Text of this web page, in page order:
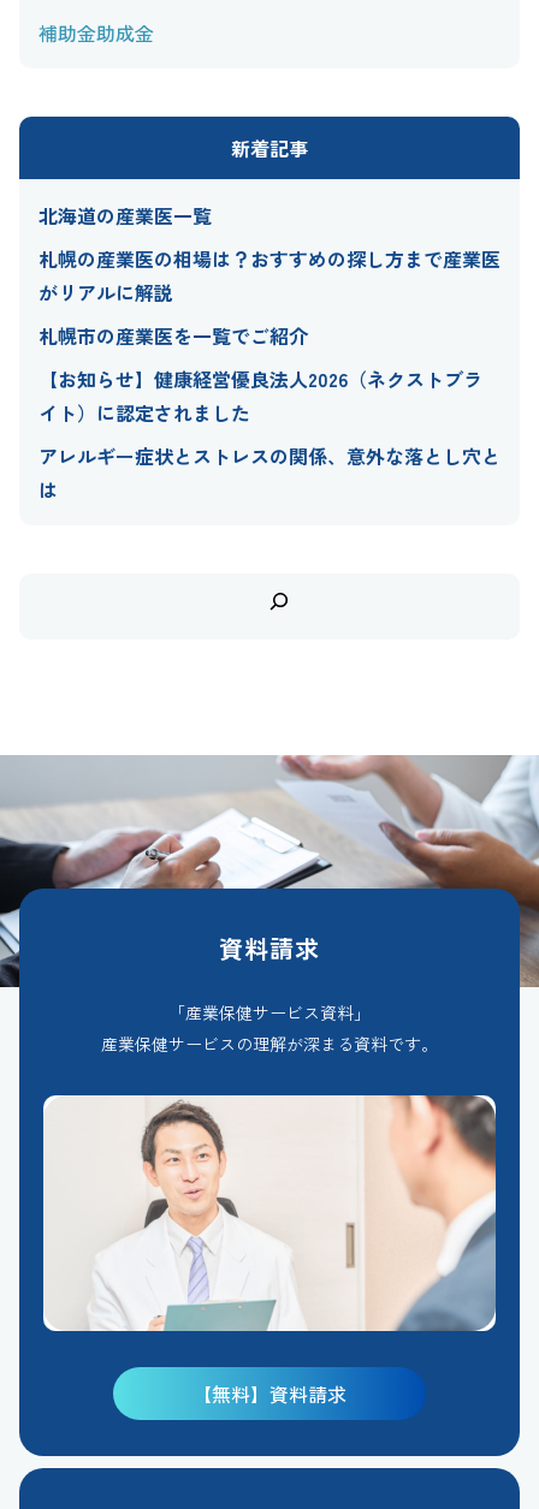
補助金助成金
新着記事
北海道の産業医一覧
札幌の産業医の相場は？おすすめの探し方まで産業医
がリアルに解説
札幌市の産業医を一覧でご紹介
【お知らせ】健康経営優良法人2026（ネクストブラ
イト）に認定されました
アレルギー症状とストレスの関係、意外な落とし穴と
は
資料請求
「産業保健サービス資料」
産業保健サービスの理解が深まる資料です。
【無料】資料請求